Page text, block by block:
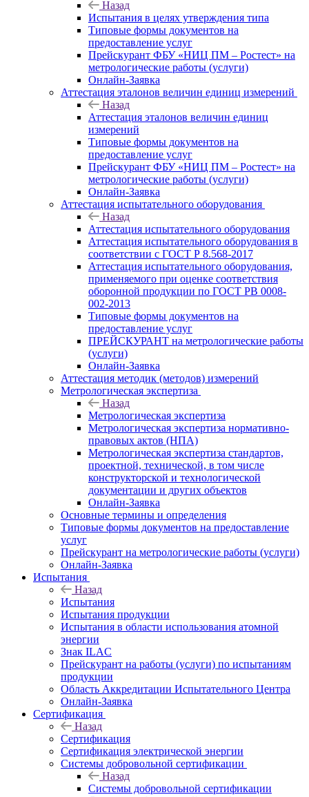
Назад
Испытания в целях утверждения типа
Типовые формы документов на
предоставление услуг
Прейскурант ФБУ «НИЦ ПМ – Ростест» на
метрологические работы (услуги)
Онлайн-Заявка
Аттестация эталонов величин единиц измерений
Назад
Аттестация эталонов величин единиц
измерений
Типовые формы документов на
предоставление услуг
Прейскурант ФБУ «НИЦ ПМ – Ростест» на
метрологические работы (услуги)
Онлайн-Заявка
Аттестация испытательного оборудования
Назад
Аттестация испытательного оборудования
Аттестация испытательного оборудования в
соответствии с ГОСТ Р 8.568-2017
Аттестация испытательного оборудования,
применяемого при оценке соответствия
оборонной продукции по ГОСТ РВ 0008-
002-2013
Типовые формы документов на
предоставление услуг
ПРЕЙСКУРАНТ на метрологические работы
(услуги)
Онлайн-Заявка
Аттестация методик (методов) измерений
Метрологическая экспертиза
Назад
Метрологическая экспертиза
Метрологическая экспертиза нормативно-
правовых актов (НПА)
Метрологическая экспертиза стандартов,
проектной, технической, в том числе
конструкторской и технологической
документации и других объектов
Онлайн-Заявка
Основные термины и определения
Типовые формы документов на предоставление
услуг
Прейскурант на метрологические работы (услуги)
Онлайн-Заявка
Испытания
Назад
Испытания
Испытания продукции
Испытания в области использования атомной
энергии
Знак ILAC
Прейскурант на работы (услуги) по испытаниям
продукции
Область Аккредитации Испытательного Центра
Онлайн-Заявка
Сертификация
Назад
Сертификация
Сертификация электрической энергии
Системы добровольной сертификации
Назад
Системы добровольной сертификации